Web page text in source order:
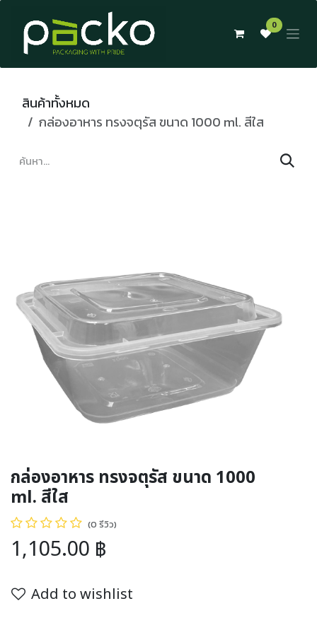
Skip to Content
0
สินค้าทั้งหมด
กล่องอาหาร ทรงจตุรัส ขนาด 1000 ml. สีใส
กล่องอาหาร ทรงจตุรัส ขนาด 1000
ml. สีใส
(0 รีวิว)
1,105.00 ฿
Add to wishlist